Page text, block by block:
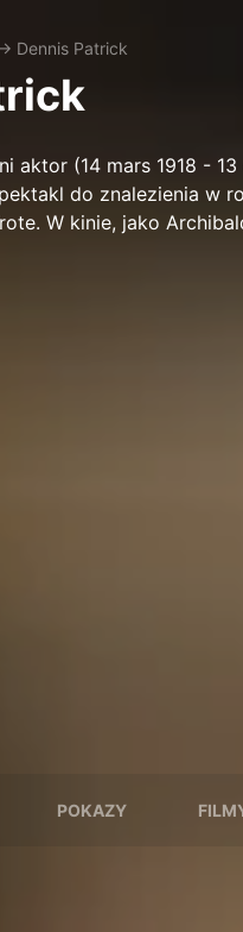
→ Dennis Patrick
aktor (14 mars 1918 -
do znalezienia w
W kinie, jako
POKAZY